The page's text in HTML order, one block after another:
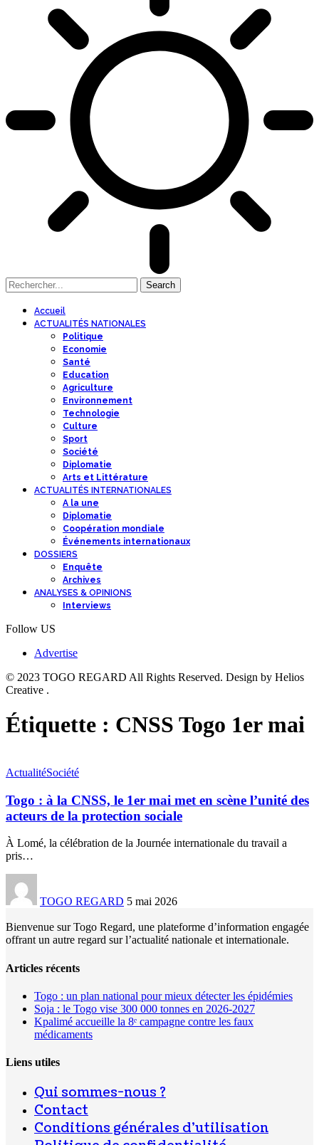
Accueil
ACTUALITÉS NATIONALES
Politique
Economie
Santé
Education
Agriculture
Environnement
Technologie
Culture
Sport
Société
Diplomatie
Arts et Littérature
ACTUALITÉS INTERNATIONALES
A la une
Diplomatie
Coopération mondiale
Événements internationaux
DOSSIERS
Enquête
Archives
ANALYSES & OPINIONS
Interviews
Follow US
Advertise
© 2023 TOGO REGARD All Rights Reserved. Design by Helios
Creative .
Étiquette : CNSS Togo 1er mai
ActualitéSociété
Togo : à la CNSS, le 1er mai met en scène l’unité des
acteurs de la protection sociale
À Lomé, la célébration de la Journée internationale du travail a
pris…
TOGO REGARD 5 mai 2026
Bienvenue sur Togo Regard, une plateforme d’information engagée
offrant un autre regard sur l’actualité nationale et internationale.
Articles récents
Togo : un plan national pour mieux détecter les épidémies
Soja : le Togo vise 300 000 tonnes en 2026-2027
Kpalimé accueille la 8ᵉ campagne contre les faux
médicaments
Liens utiles
Qui sommes-nous ?
Contact
Conditions générales d’utilisation